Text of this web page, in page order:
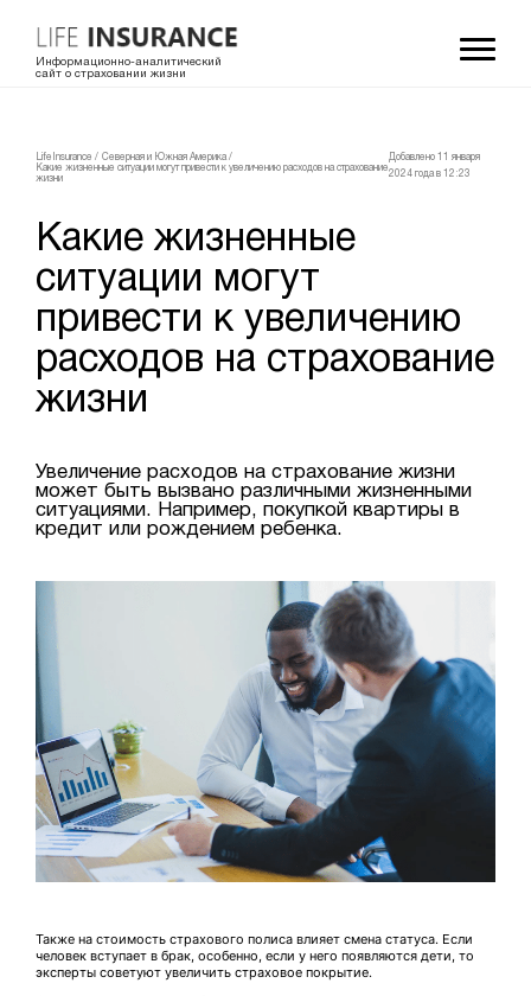
Информационно-аналитический
сайт о страховании жизни
LifeInsurance / Северная и Южная Америка /
Какие жизненные ситуации могут привести к увеличению расходов на страхование
жизни
Добавлено 11 января
2024 года в 12:23
Какие жизненные
ситуации могут
привести к увеличению
расходов на страхование
жизни
Увеличение расходов на страхование жизни
может быть вызвано различными жизненными
ситуациями. Например, покупкой квартиры в
кредит или рождением ребенка.
Также на стоимость страхового полиса влияет смена статуса. Если
человек вступает в брак, особенно, если у него появляются дети, то
эксперты советуют увеличить страховое покрытие.